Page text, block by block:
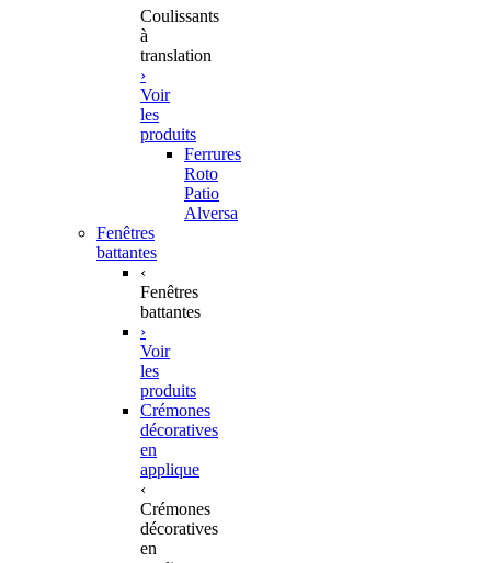
Coulissants
à
translation
›
Voir
les
produits
Ferrures
Roto
Patio
Alversa
Fenêtres
battantes
‹
Fenêtres
battantes
›
Voir
les
produits
Crémones
décoratives
en
applique
‹
Crémones
décoratives
en